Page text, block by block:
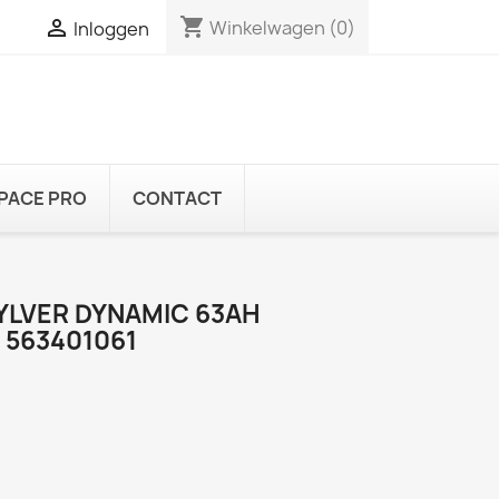
 Inloggen shopping_cart Winkelwagen (0)
PRO CONTACT
DYNAMIC 63AH